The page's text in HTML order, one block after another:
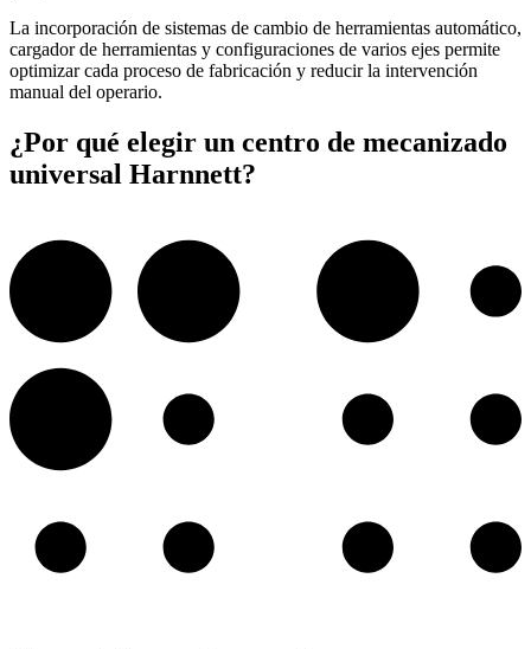
La incorporación de sistemas de cambio de herramientas automático,
cargador de herramientas y configuraciones de varios ejes permite
optimizar cada proceso de fabricación y reducir la intervención
manual del operario.
¿Por qué elegir un centro de mecanizado
universal Harnnett?